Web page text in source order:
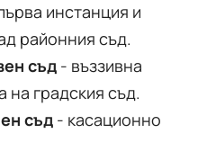
инстанция и
районния съд.
съд - въззивна
на градския съд.
съд - касационно